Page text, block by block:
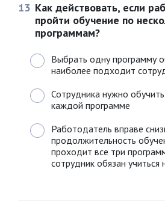
13 Как действовать, если
пройти обучение по
программам?
Выбрать одну программу
наиболее подходит
Сотрудника нужно
каждой программе
Работодатель вправе
продолжительность
проходит все три
сотрудник обязан